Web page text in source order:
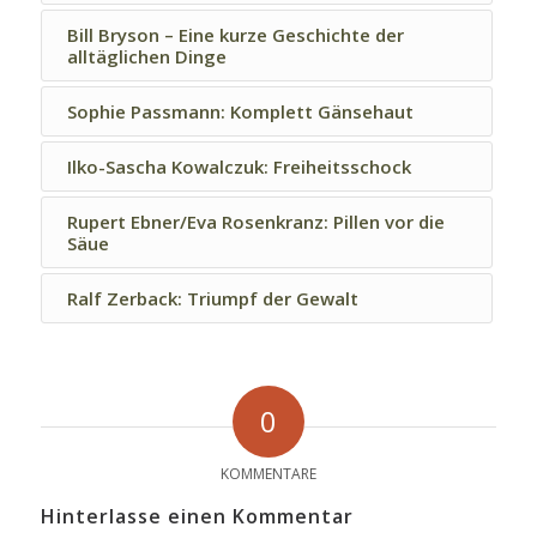
Bill Bryson – Eine kurze Geschichte der
alltäglichen Dinge
Sophie Passmann: Komplett Gänsehaut
Ilko-Sascha Kowalczuk: Freiheitsschock
Rupert Ebner/Eva Rosenkranz: Pillen vor die
Säue
Ralf Zerback: Triumpf der Gewalt
0
KOMMENTARE
Hinterlasse einen Kommentar